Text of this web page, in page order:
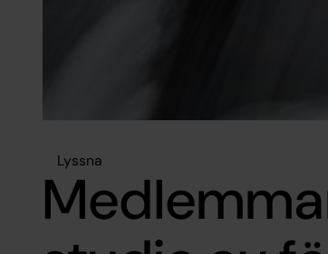
Lyssna